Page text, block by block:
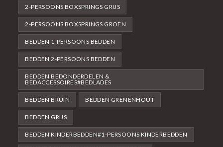
2-PERSOONS BOXSPRINGS GRIJS
2-PERSOONS BOXSPRINGS GROEN
BEDDEN 1-PERSOONS BEDDEN
BEDDEN 2-PERSOONS BEDDEN
BEDDEN BEDONDERDELEN &
BEDACCESSOIRES#BEDLADES
BEDDEN BRUIN BEDDEN GRENENHOUT
BEDDEN GRIJS
BEDDEN KINDERBEDDEN#1-PERSOONS KINDERBEDDEN